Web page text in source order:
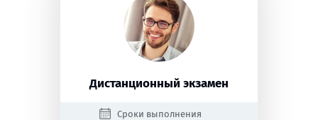
Дистанционный экзамен
Сроки выполнения